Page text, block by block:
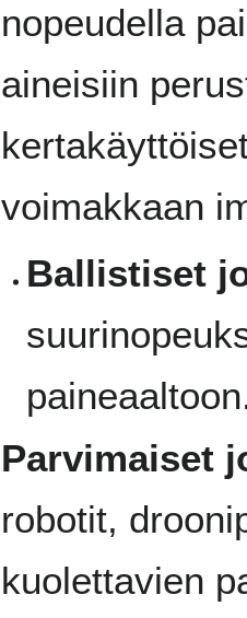
nopeudella
aineisiin
voimakkaan
Ballistiset
Parvimaiset
robotit,
kuolettavien